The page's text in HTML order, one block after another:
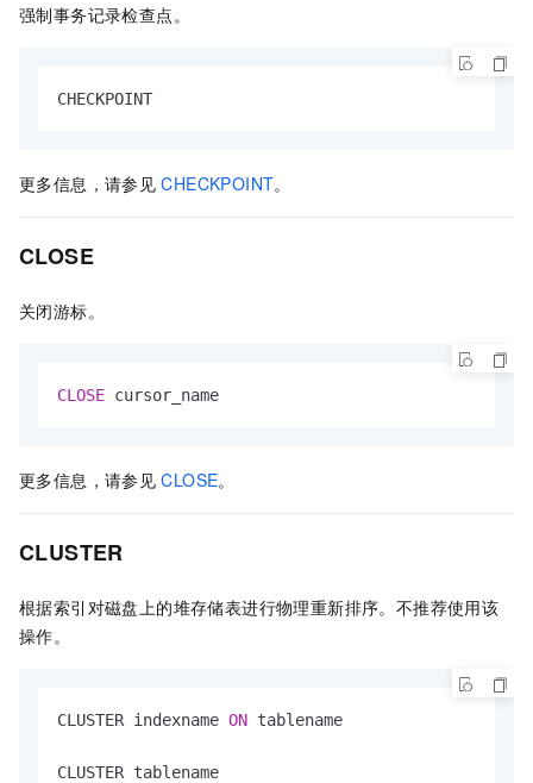
强制事务记录检查点。
CHECKPOINT
更多信息，请参见 CHECKPOINT。
CLOSE
关闭游标。
CLOSE cursor_name
更多信息，请参见 CLOSE。
CLUSTER
根据索引对磁盘上的堆存储表进行物理重新排序。不推荐使用该
操作。
CLUSTER indexname ON tablename
CLUSTER tablename